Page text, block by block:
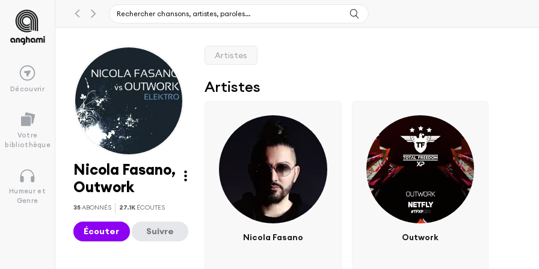
Découvrir
Votre
bibliothèque
Humeur et
Genre
Nicola Fasano,
Outwork
35ABONNÉS 27.1K ÉCOUTES
Écouter Suivre
Artistes
Artistes
Nicola Fasano Outwork